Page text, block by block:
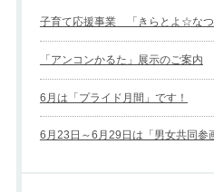
子育て応援事業 「きらとよ☆なつ
「アンコンかるた」展示のご案内
6月は「プライド月間」です！
6月23日～6月29日は「男女共同参